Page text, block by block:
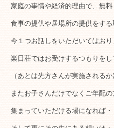
家庭の事情や経済的理由で、無
食事の提供や居場所の提供をする
今１つお話しをいただいてはお
楽日荘ではお受けするつもりをし
（あとは先方さんが実施されるか
またお子さんだけでなくご年配
集まっていただける場になれば・